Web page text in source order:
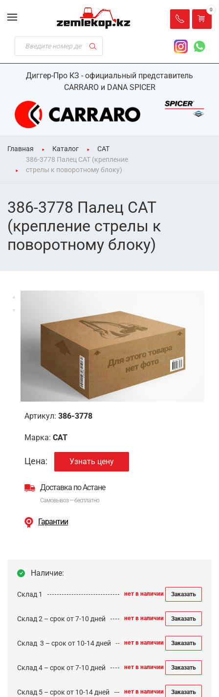
Диггер-Про КЗ - официальный представитель
CARRARO и DANA SPICER
0
Главная Каталог
CAT
386-3778 Палец CAT (крепление
стрелы к поворотному блоку)
386-3778 Палец CAT
(крепление стрелы к
поворотному блоку)
Артикул: 386-3778
Марка: CAT
Цена: Узнать цену
Доставка по Астане
Самовывоз — бесплатно
Гарантии
Наличие:
Склад 1 нет в наличии Заказать
Склад 2 – срок от 7-10 дней нет в наличии Заказать
Cклад 3 – срок от 10-14 дней нет в наличии Заказать
Склад 4 – срок от 7-10 дней нет в наличии Заказать
Склад 5 – срок от 10-14 дней нет в наличии Заказать